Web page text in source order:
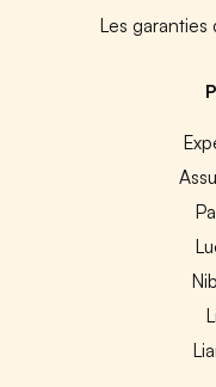
Les garanties